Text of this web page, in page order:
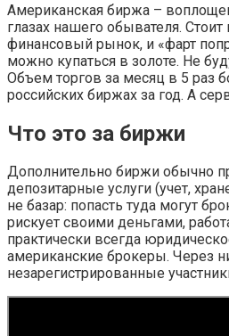
Американская биржа –
глазах нашего обывателя.
финансовый рынок, и «фарт
можно купаться в золоте. Не
Объем торгов за месяц в 5 раз
российских биржах за год. А
Что это за биржи
Дополнительно биржи обычно
депозитарные услуги (учет,
не базар: попасть туда могут
рискует своими деньгами,
практически всегда
американские брокеры. Через
незарегистрированные